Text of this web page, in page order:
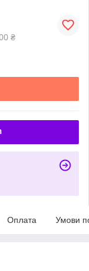
₴
Оплата Умови